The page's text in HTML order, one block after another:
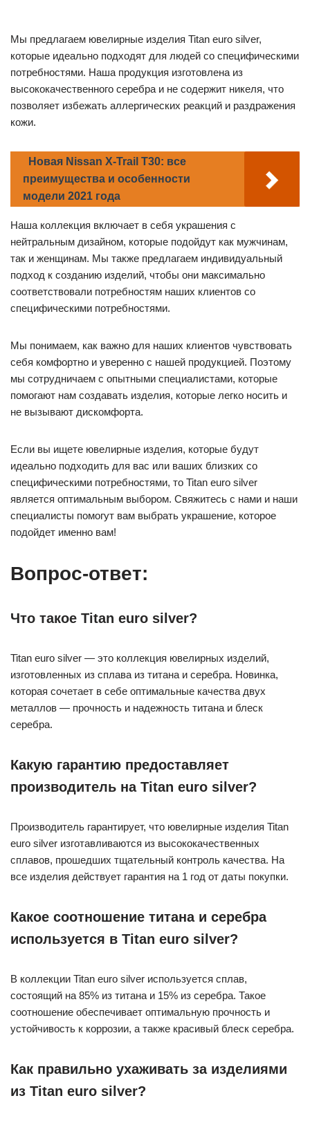
Мы предлагаем ювелирные изделия Titan euro silver,
которые идеально подходят для людей со специфическими
потребностями. Наша продукция изготовлена из
высококачественного серебра и не содержит никеля, что
позволяет избежать аллергических реакций и раздражения
кожи.
Новая Nissan X-Trail T30: все
преимущества и особенности
модели 2021 года
Наша коллекция включает в себя украшения с
нейтральным дизайном, которые подойдут как мужчинам,
так и женщинам. Мы также предлагаем индивидуальный
подход к созданию изделий, чтобы они максимально
соответствовали потребностям наших клиентов со
специфическими потребностями.
Мы понимаем, как важно для наших клиентов чувствовать
себя комфортно и уверенно с нашей продукцией. Поэтому
мы сотрудничаем с опытными специалистами, которые
помогают нам создавать изделия, которые легко носить и
не вызывают дискомфорта.
Если вы ищете ювелирные изделия, которые будут
идеально подходить для вас или ваших близких со
специфическими потребностями, то Titan euro silver
является оптимальным выбором. Свяжитесь с нами и наши
специалисты помогут вам выбрать украшение, которое
подойдет именно вам!
Вопрос-ответ:
Что такое Titan euro silver?
Titan euro silver — это коллекция ювелирных изделий,
изготовленных из сплава из титана и серебра. Новинка,
которая сочетает в себе оптимальные качества двух
металлов — прочность и надежность титана и блеск
серебра.
Какую гарантию предоставляет
производитель на Titan euro silver?
Производитель гарантирует, что ювелирные изделия Titan
euro silver изготавливаются из высококачественных
сплавов, прошедших тщательный контроль качества. На
все изделия действует гарантия на 1 год от даты покупки.
Какое соотношение титана и серебра
используется в Titan euro silver?
В коллекции Titan euro silver используется сплав,
состоящий на 85% из титана и 15% из серебра. Такое
соотношение обеспечивает оптимальную прочность и
устойчивость к коррозии, а также красивый блеск серебра.
Как правильно ухаживать за изделиями
из Titan euro silver?